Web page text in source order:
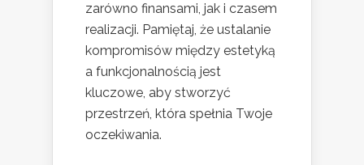
zarówno finansami, jak i czasem
realizacji. Pamiętaj, że ustalanie
kompromisów między estetyką
a funkcjonalnością jest
kluczowe, aby stworzyć
przestrzeń, która spełnia Twoje
oczekiwania.